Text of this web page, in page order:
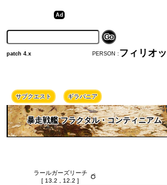
PERSON : フィリオ
patch 4.x
サブクエスト ギラバニア
暴走戦艦 フラクタル・コンティニアム
ラールガーズリーチ
[ 13.2 , 12.2 ]